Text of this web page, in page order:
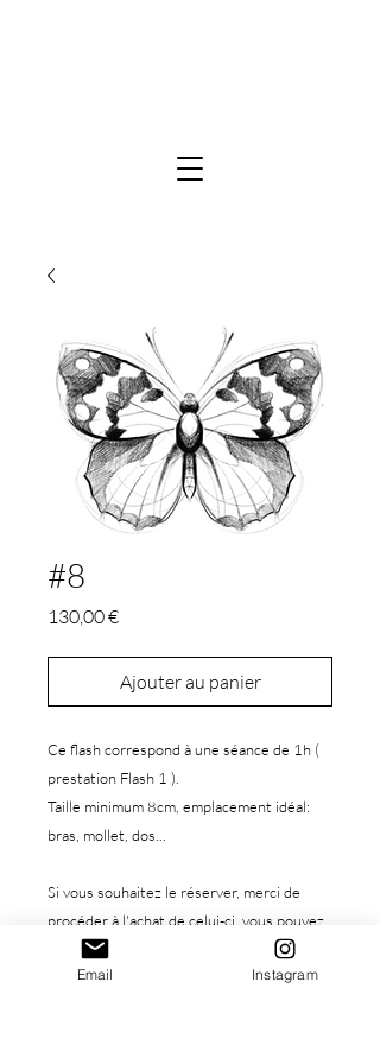
#8
130,00 €Prix
Ajouter au panier
Ce flash correspond à une séance de 1h (
prestation Flash 1 ).
Taille minimum 8cm, emplacement idéal:
bras, mollet, dos...
Si vous souhaitez le réserver, merci de
procéder à l'achat de celui-ci, vous pouvez
ensuite réserver votre séance
gratuitement grâce au lien suivant :
Email Instagram